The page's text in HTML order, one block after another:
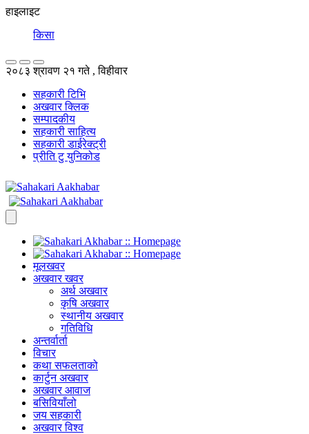
हाइलाइट
किसान बहुउद्द
२०८३ श्रावण २१ गते , विहीवार
सहकारी टिभि
अखवार क्लिक
सम्पादकीय
सहकारी साहित्य
सहकारी डाईरेक्ट्री
प्रीति टु युनिकोड
मूलखवर
अखवार खवर
अर्थ अखवार
कृषि अखवार
स्थानीय अखवार
गतिविधि
अन्तर्वार्ता
विचार
कथा सफलताको
कार्टुन अखवार
अखवार आवाज
बसिवियाँलो
जय सहकारी
अखवार विश्व